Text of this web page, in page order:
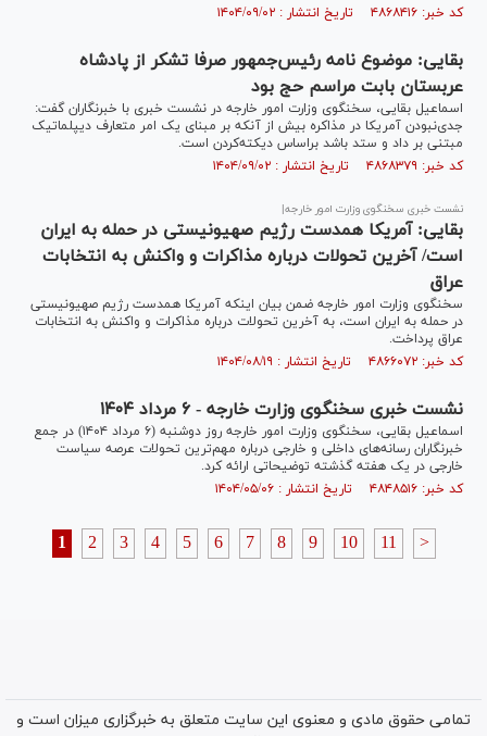
کد خبر: ۴۸۶۸۴۱۶ تاریخ انتشار : ۱۴۰۴/۰۹/۰۲
بقایی: موضوع نامه رئیس‌جمهور صرفا تشکر از پادشاه
عربستان بابت مراسم حج بود
‏اسماعیل بقایی، سخنگوی وزارت امور خارجه در نشست خبری با خبرنگاران گفت:
جدی‌نبودن آمریکا در مذاکره بیش از آنکه بر مبنای یک امر متعارف دیپلماتیک
مبتنی بر داد و ستد باشد براساس دیکته‌کردن است.
کد خبر: ۴۸۶۸۳۷۹ تاریخ انتشار : ۱۴۰۴/۰۹/۰۲
نشست خبری سخنگوی وزارت امور خارجه|
بقایی: آمریکا همدست رژیم صهیونیستی در حمله به ایران
است/ آخرین تحولات درباره مذاکرات و واکنش به انتخابات
عراق
سخنگوی وزارت امور خارجه ضمن بیان اینکه آمریکا همدست رژیم صهیونیستی
در حمله به ایران است، به آخرین تحولات درباره مذاکرات و واکنش به انتخابات
عراق پرداخت.
کد خبر: ۴۸۶۶۰۷۲ تاریخ انتشار : ۱۴۰۴/۰۸/۱۹
نشست خبری سخنگوی وزارت خارجه - ۶ مرداد ۱۴۰۴
اسماعیل بقایی، سخنگوی وزارت امور خارجه روز دوشنبه (۶ مرداد ۱۴۰۴) در جمع
خبرنگاران رسانه‌های داخلی و خارجی درباره مهم‌ترین تحولات عرصه سیاست
خارجی در یک هفته گذشته توضیحاتی ارائه کرد.
کد خبر: ۴۸۴۸۵۱۶ تاریخ انتشار : ۱۴۰۴/۰۵/۰۶
1 2 3 4 5 6 7 8 9 10 11 >
تمامی حقوق مادی و معنوی این سایت متعلق به خبرگزاری میزان است و